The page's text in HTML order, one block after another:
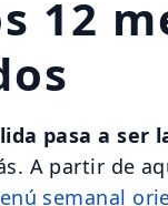
12
pasa a ser
A partir de
semanal